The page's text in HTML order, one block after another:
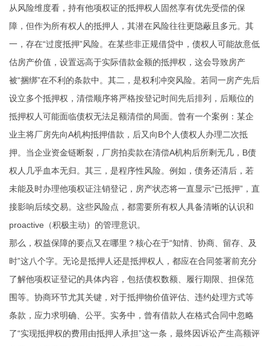
从风险维度看，持有他项权证的抵押权人固然享有优先受偿的保
障，但作为所有权人的抵押人，其潜在风险往往更隐蔽且多元。其
一，存在“过度抵押”风险。在某些非正规借贷中，债权人可能故意低
估房产价值，设置远高于实际借款金额的抵押权，这会导致房产
被“捆绑”在不利的条款中。其二，是权利冲突风险。若同一房产先后
设立多个抵押权，清偿顺序将严格按登记时间先后排列，后顺位的
抵押权人可能面临债权无法足额清偿的局面。曾有一个案例：某企
业主将厂房先向A机构抵押借款，后又向B个人债权人办理二次抵
押。当企业资金链断裂，厂房拍卖款在清偿A机构后所剩无几，B债
权人几乎血本无归。其三，是程序性风险。例如，债务还清后，若
未能及时办理他项权证注销登记，房产状态将一直显示“已抵押”，直
接影响后续交易。这些风险点，都需要所有权人具备清晰的认识和
proactive（积极主动）的管理意识。
那么，权益保障的要点又在哪里？核心在于“知情、协商、留存、及
时”这八个字。无论是抵押人还是抵押权人，都应在合同签署前充分
了解他项权证登记的具体内容，包括债权数额、履行期限、担保范
围等。协商环节尤其关键，对于抵押物价值评估、违约处理方式等
条款，应力求明确、公平。实务中，曾有借款人在格式合同中忽略
了“实现抵押权的费用由抵押人承担”这一条，最终因诉讼产生高额评